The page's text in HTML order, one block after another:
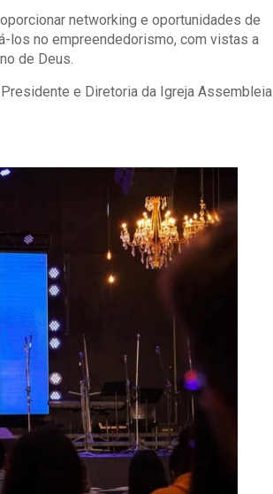
networking e oportunidades de
los no empreendedorismo, com vistas a
de Deus.
e Diretoria da Igreja Assembleia